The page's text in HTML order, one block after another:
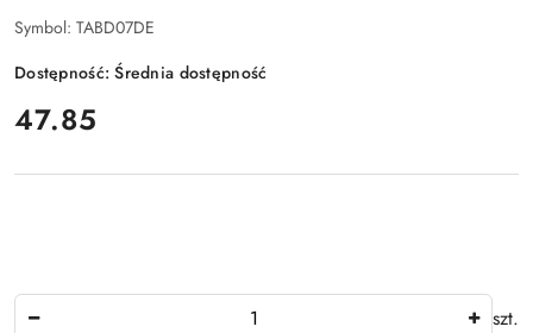
Symbol: TABD07DE
Dostępność:Średnia dostępność
cena:
47.85
szt.